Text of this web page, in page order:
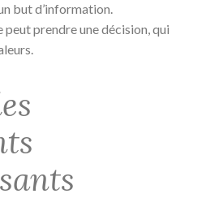
but d’information.
peut prendre une décision, qui